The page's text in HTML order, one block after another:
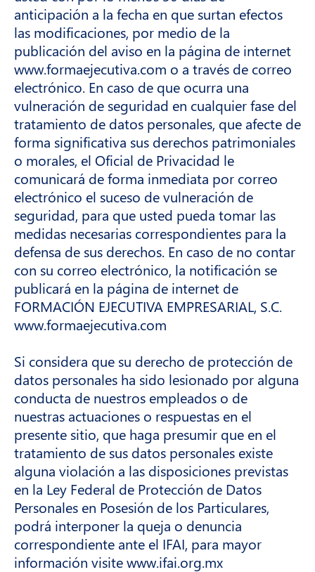
anticipación a la fecha en que surtan efectos
las modificaciones, por medio de la
publicación del aviso en la página de internet
www.formaejecutiva.com o a través de correo
electrónico. En caso de que ocurra una
vulneración de seguridad en cualquier fase del
tratamiento de datos personales, que afecte de
forma significativa sus derechos patrimoniales
o morales, el Oficial de Privacidad le
comunicará de forma inmediata por correo
electrónico el suceso de vulneración de
seguridad, para que usted pueda tomar las
medidas necesarias correspondientes para la
defensa de sus derechos. En caso de no contar
con su correo electrónico, la notificación se
publicará en la página de internet de
FORMACIÓN EJECUTIVA EMPRESARIAL, S.C.
www.formaejecutiva.com
Si considera que su derecho de protección de
datos personales ha sido lesionado por alguna
conducta de nuestros empleados o de
nuestras actuaciones o respuestas en el
presente sitio, que haga presumir que en el
tratamiento de sus datos personales existe
alguna violación a las disposiciones previstas
en la Ley Federal de Protección de Datos
Personales en Posesión de los Particulares,
podrá interponer la queja o denuncia
correspondiente ante el IFAI, para mayor
información visite www.ifai.org.mx